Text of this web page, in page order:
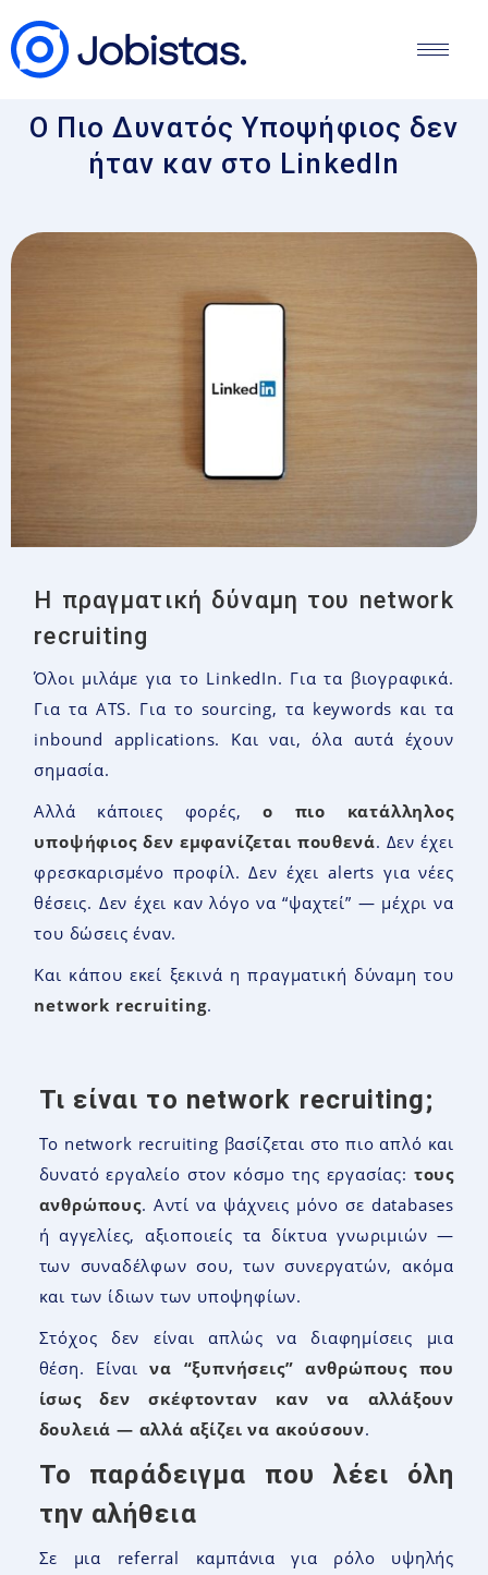
Ο Πιο Δυνατός Υποψήφιος δεν
ήταν καν στο LinkedIn
Η πραγματική δύναμη του network
recruiting
Όλοι μιλάμε για το LinkedIn. Για τα βιογραφικά.
Για τα ATS. Για το sourcing, τα keywords και τα
inbound applications. Και ναι, όλα αυτά έχουν
σημασία.
Αλλά κάποιες φορές,ο πιο κατάλληλος
υποψήφιος δεν εμφανίζεται πουθενά. Δεν έχει
φρεσκαρισμένο προφίλ. Δεν έχει alerts για νέες
θέσεις. Δεν έχει καν λόγο να “ψαχτεί” — μέχρι να
του δώσεις έναν.
Και κάπου εκεί ξεκινά η πραγματική δύναμη του
network recruiting.
Τι είναι το network recruiting;
Το network recruiting βασίζεται στο πιο απλό και
δυνατό εργαλείο στον κόσμο της εργασίας: τους
ανθρώπους. Αντί να ψάχνεις μόνο σε databases
ή αγγελίες, αξιοποιείς τα δίκτυα γνωριμιών —
των συναδέλφων σου, των συνεργατών, ακόμα
και των ίδιων των υποψηφίων.
Στόχος δεν είναι απλώς να διαφημίσεις μια
θέση. Είναινα “ξυπνήσεις” ανθρώπους που
ίσως δεν σκέφτονταν καν να αλλάξουν
δουλειά — αλλά αξίζει να ακούσουν.
Το παράδειγμα που λέει όλη
την αλήθεια
Σε μια referral καμπάνια για ρόλο υψηλής